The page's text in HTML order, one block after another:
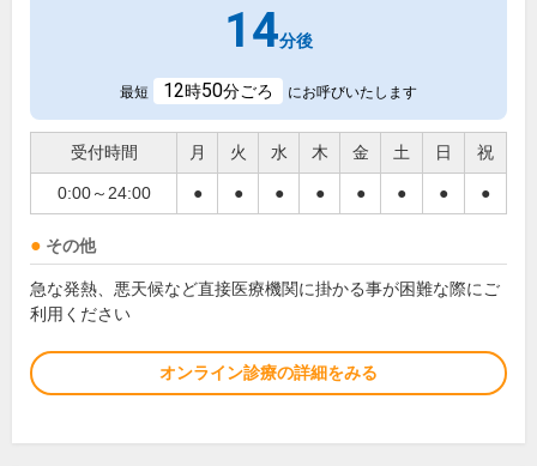
14分後
最短 12時50分ごろ にお呼びいたします
受付時間 月 火 水 木 金 土 日 祝
0:00～24:00 ● ● ● ● ● ● ● ●
その他
急な発熱、悪天候など直接医療機関に掛かる事が困難な際にご
利用ください
オンライン診療の詳細をみる